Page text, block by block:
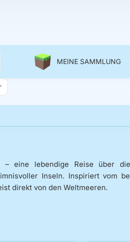
MEINE SAMMLUNG
eine lebendige Reise über
Inseln. Inspiriert vom
direkt von den Weltmeeren.